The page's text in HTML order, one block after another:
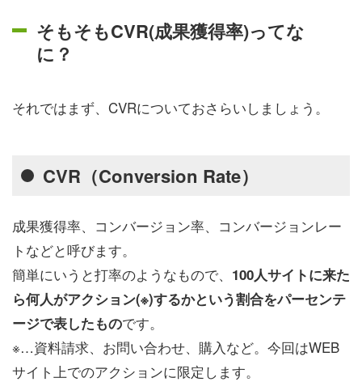
そもそもCVR(成果獲得率)ってな
に？
それではまず、CVRについておさらいしましょう。
CVR（Conversion Rate）
成果獲得率、コンバージョン率、コンバージョンレー
トなどと呼びます。
簡単にいうと打率のようなもので、 100人サイトに来た
ら何人がアクション(※)するかという割合をパーセンテ
ージで表したものです。
※…資料請求、お問い合わせ、購入など。今回はWEB
サイト上でのアクションに限定します。